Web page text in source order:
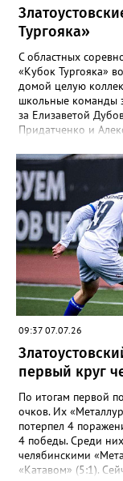
Тургояка»
С областных
«Кубок Тургояка»
домой целую
школьные команды
за Елизаветой
Придатченко и
Анастасия
Золото на тысяче
Арина Берсенева,
тысячах метров с
Ярослав
заплыве на три
полностью
Колесникова, Арина
в «Кубке Тургояка»
Златоуста, Миасса,
09:37 07.07.26
первый круг
По итогам первой
очков. Их
потерпел 4
4 победы. Среди
челябинскими
«Катавом» (5:1).